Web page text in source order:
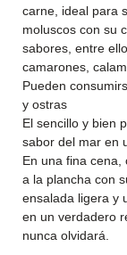
carne, ideal para
moluscos con su
sabores, entre
camarones,
Pueden
y ostras
El sencillo y bien
sabor del mar en
En una fina cena,
a la plancha con
ensalada ligera y
en un verdadero
nunca olvidará.